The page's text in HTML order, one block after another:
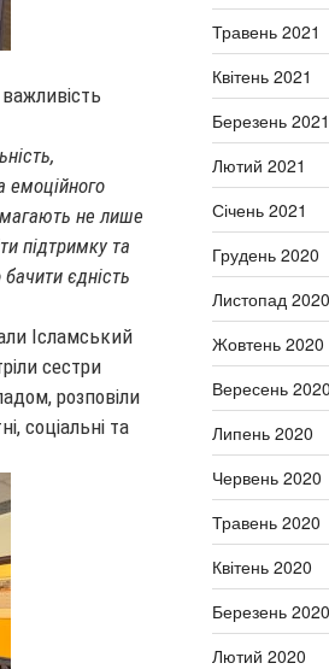
емоційного
не лише
підтримку та
єдність
Ісламський
сестри
розповіли
соціальні та
Травень 2021
Квітень 2021
Березень 2021
Лютий 2021
Січень 2021
Грудень 2020
Листопад 2020
Жовтень 2020
Вересень 2020
Липень 2020
Червень 2020
Травень 2020
Квітень 2020
Березень 2020
Лютий 2020